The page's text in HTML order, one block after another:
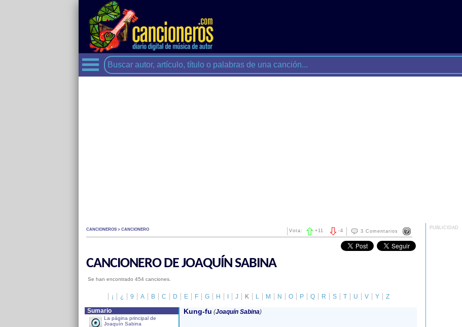
CANCIONEROS > CANCIONERO 3 Comentarios
-4
Vota: +11
CANCIONERO DE JOAQUÍN SABINA
Se han encontrado 454 canciones.
¡ ¿ 9 A B C D E F G H J K L M N O P Q R S T U V Y
Z
Sumario
La página principal de
Joaquín Sabina
Kung-fu (Joaquín Sabina)
PUBLICIDAD